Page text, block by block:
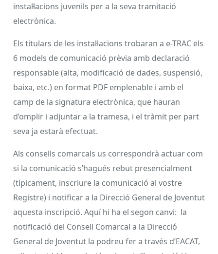
instal·lacions juvenils per a la seva tramitació
electrònica.
Els titulars de les instal·lacions trobaran a e-TRAC els
6 models de comunicació prèvia amb declaració
responsable (alta, modificació de dades, suspensió,
baixa, etc.) en format PDF emplenable i amb el
camp de la signatura electrònica, que hauran
d’omplir i adjuntar a la tramesa, i el tràmit per part
seva ja estarà efectuat.
Als consells comarcals us correspondrà actuar com
si la comunicació s’hagués rebut presencialment
(típicament, inscriure la comunicació al vostre
Registre) i notificar a la Direcció General de Joventut
aquesta inscripció. Aquí hi ha el segon canvi: la
notificació del Consell Comarcal a la Direcció
General de Joventut la podreu fer a través d’EACAT,